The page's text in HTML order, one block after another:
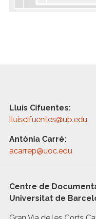
Lluís Cifuentes:
lluiscifuentes@ub.edu
Antònia Carré:
acarrep@uoc.edu
Centre de
Universitat de